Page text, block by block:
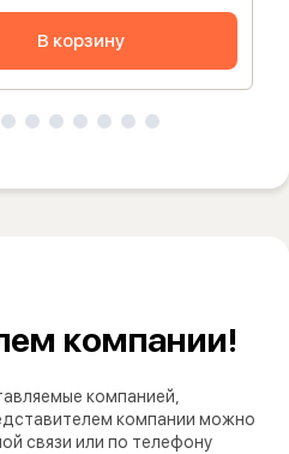
В корзину
компании!
компанией,
компании можно
связи или по телефону